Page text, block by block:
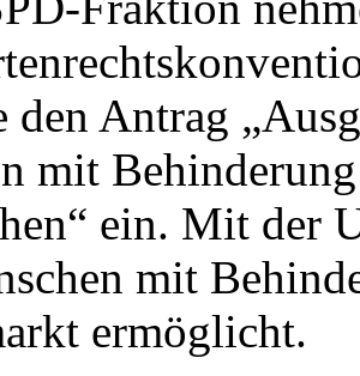
den Antrag
mit
ein. Mit der
mit
ermöglicht.